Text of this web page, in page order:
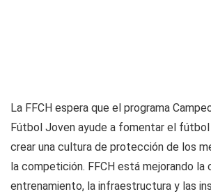
La FFCH espera que el programa
Fútbol Joven ayude a fomentar el fútbol
crear una cultura de protección de los
la competición. FFCH está mejorando la
entrenamiento, la infraestructura y las